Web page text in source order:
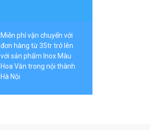
Miễn phí vận chuyển với
đơn hàng từ 35tr trở lên
với sản phẩm Inox Màu
Hoa Văn trong nội thành
Hà Nội